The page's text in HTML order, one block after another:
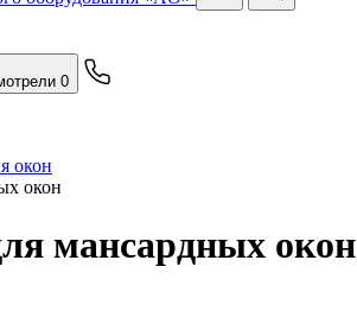
0
окон
окон
мансардных окон